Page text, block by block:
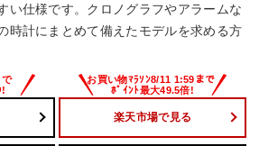
い仕様です。クロノグラフやアラームな
時計にまとめて備えたモデルを求める方
楽天市場で見る